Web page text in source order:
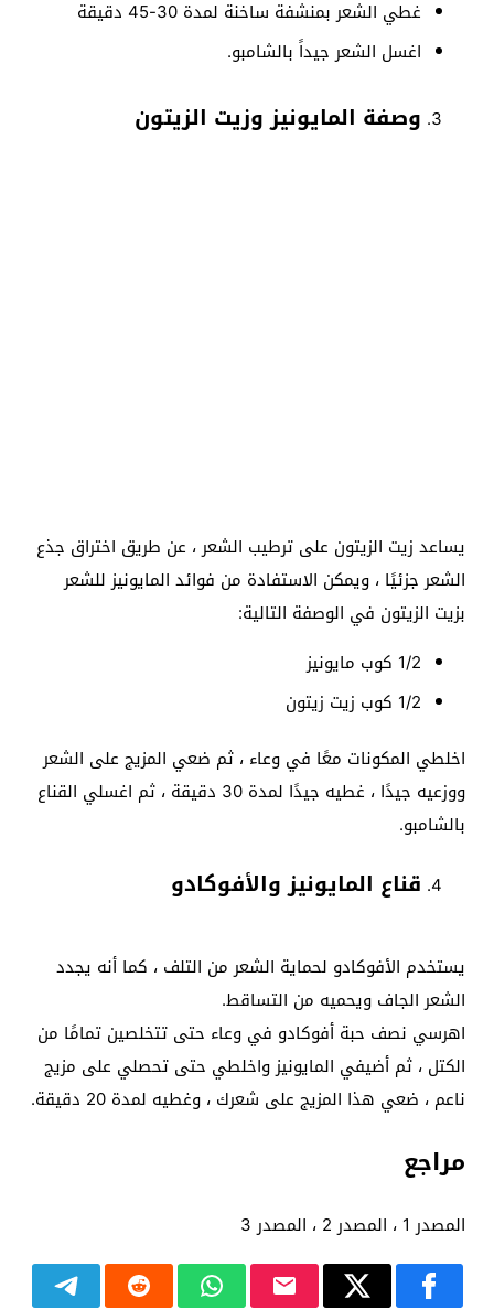
غطي الشعر بمنشفة ساخنة لمدة 30-45 دقيقة
اغسل الشعر جيداً بالشامبو.
وصفة المايونيز وزيت الزيتون
يساعد زيت الزيتون على ترطيب الشعر ، عن طريق اختراق جذع
الشعر جزئيًا ، ويمكن الاستفادة من فوائد المايونيز للشعر
بزيت الزيتون في الوصفة التالية:
1/2 كوب مايونيز
1/2 كوب زيت زيتون
اخلطي المكونات معًا في وعاء ، ثم ضعي المزيج على الشعر
ووزعيه جيدًا ، غطيه جيدًا لمدة 30 دقيقة ، ثم اغسلي القناع
بالشامبو.
قناع المايونيز والأفوكادو
يستخدم الأفوكادو لحماية الشعر من التلف ، كما أنه يجدد
الشعر الجاف ويحميه من التساقط.
اهرسي نصف حبة أفوكادو في وعاء حتى تتخلصين تمامًا من
الكتل ، ثم أضيفي المايونيز واخلطي حتى تحصلي على مزيج
ناعم ، ضعي هذا المزيج على شعرك ، وغطيه لمدة 20 دقيقة.
مراجع
المصدر 1 ، المصدر 2 ، المصدر 3